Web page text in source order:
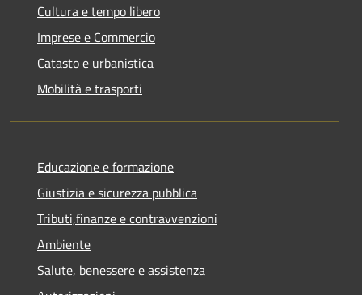
Cultura e tempo libero
Imprese e Commercio
Catasto e urbanistica
Mobilità e trasporti
Educazione e formazione
Giustizia e sicurezza pubblica
Tributi,finanze e contravvenzioni
Ambiente
Salute, benessere e assistenza